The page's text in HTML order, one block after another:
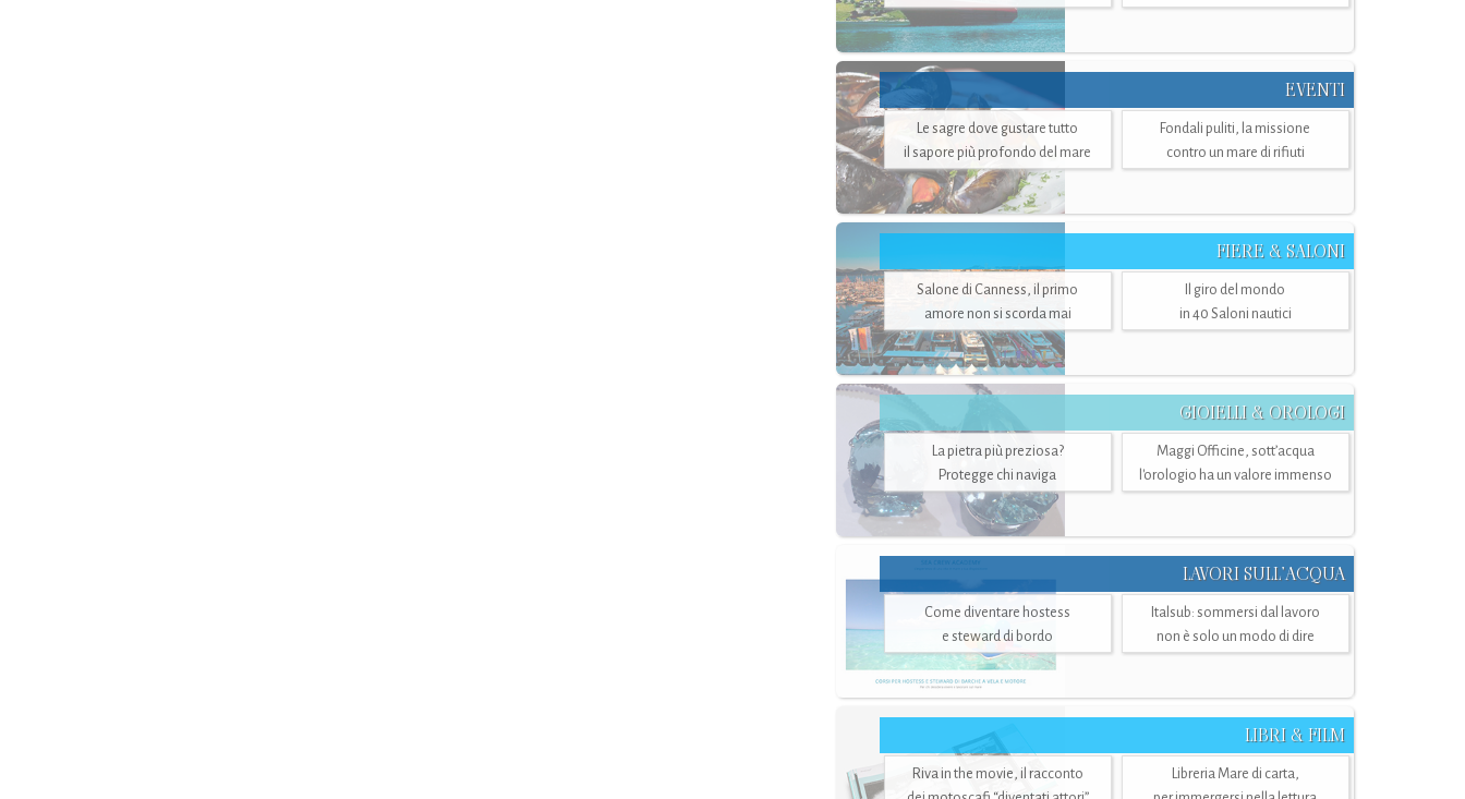
EVENTI
Le sagre dove gustare tutto
il sapore più profondo del mare
Fondali puliti, la missione
contro un mare di rifiuti
FIERE & SALONI
Salone di Canness, il primo
amore non si scorda mai
Il giro del mondo
in 40 Saloni nautici
GIOIELLI & OROLOGI
La pietra più preziosa?
Protegge chi naviga
Maggi Officine, sott’acqua
l'orologio ha un valore immenso
LAVORI SULL’ACQUA
Come diventare hostess
e steward di bordo
Italsub: sommersi dal lavoro
non è solo un modo di dire
LIBRI & FILM
Riva in the movie, il racconto
Libreria Mare di carta,